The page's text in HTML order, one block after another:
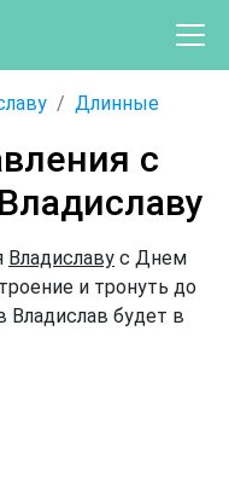
Длинные
с
Владиславу с Днем
и тронуть до
Владислав будет в